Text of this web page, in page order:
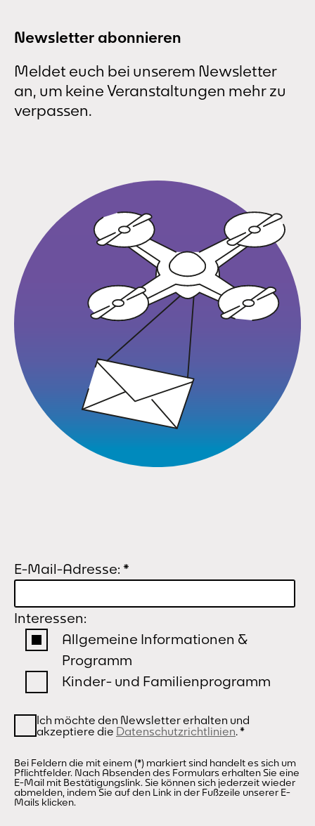
Newsletter abonnieren
Meldet euch bei unserem Newsletter
an, um keine Veranstaltungen mehr zu
verpassen.
E-Mail-Adresse: *
Interessen:
Allgemeine Informationen &
Programm
Kinder- und Familienprogramm
Ich möchte den Newsletter erhalten und
akzeptiere die Datenschutzrichtlinien.*
Bei Feldern die mit einem (*) markiert sind handelt es sich um
Pflichtfelder. Nach Absenden des Formulars erhalten Sie eine
E-Mail mit Bestätigungslink. Sie können sich jederzeit wieder
abmelden, indem Sie auf den Link in der Fußzeile unserer E-
Mails klicken.